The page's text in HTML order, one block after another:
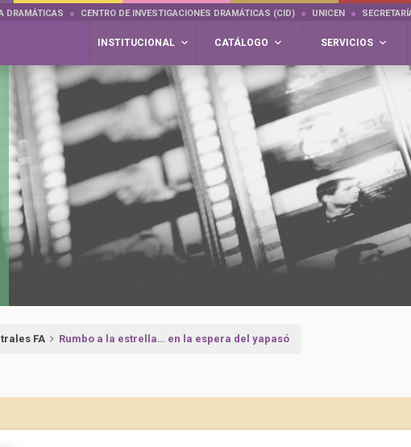
DRAMÁTICAS CENTRO DE INVESTIGACIONES DRAMÁTICAS (CID) UNICEN
INSTITUCIONAL CATÁLOGO SERVICIOS
FA Rumbo a la estrella… en la espera del yapasó